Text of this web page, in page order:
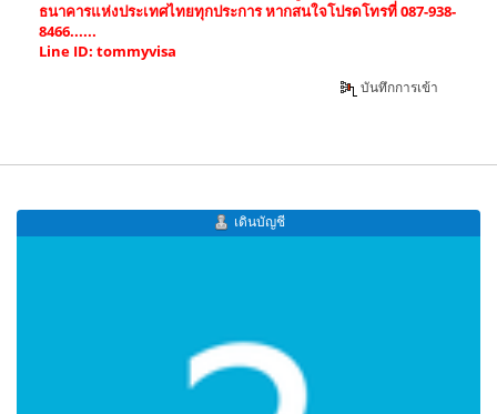
ธนาคารแห่งประเทศไทยทุกประการ หากสนใจโปรดโทรที่ 087-938-
8466......
Line ID: tommyvisa
บันทึกการเข้า
เดินบัญชี